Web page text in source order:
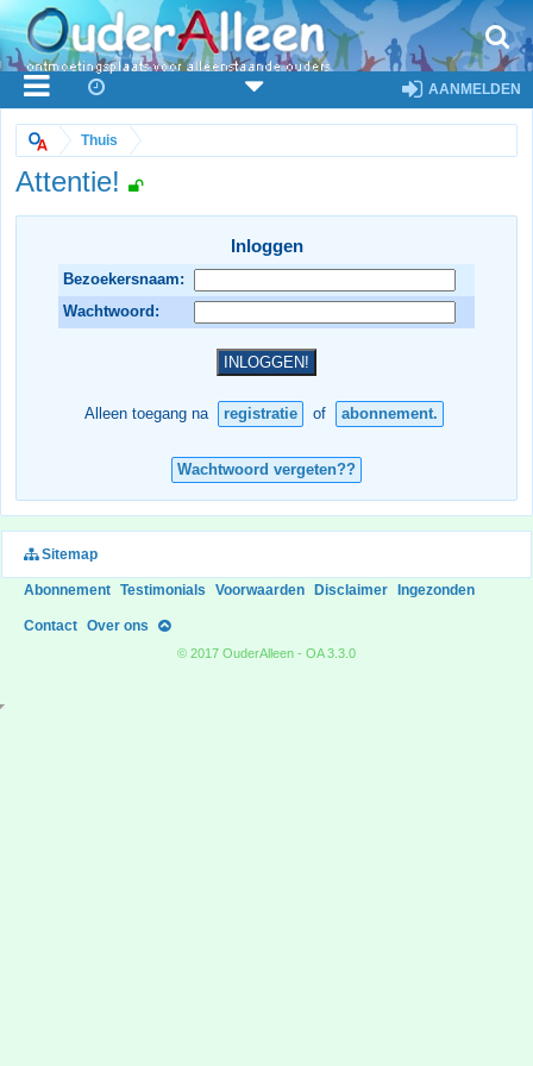
AANMELDEN
Thuis
Attentie!
Inloggen
Bezoekersnaam:
Wachtwoord:
Alleen toegang na registratie of abonnement.
Wachtwoord vergeten??
Sitemap
Abonnement Testimonials Voorwaarden Disclaimer Ingezonden
Contact Over ons
© 2017 OuderAlleen - OA 3.3.0